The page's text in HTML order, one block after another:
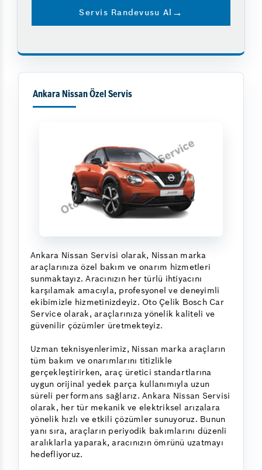
Servis Randevusu Al
Ankara Nissan Özel Servis
Ankara Nissan Servisi olarak, Nissan marka
araçlarınıza özel bakım ve onarım hizmetleri
sunmaktayız. Aracınızın her türlü ihtiyacını
karşılamak amacıyla, profesyonel ve deneyimli
ekibimizle hizmetinizdeyiz. Oto Çelik Bosch Car
Service olarak, araçlarınıza yönelik kaliteli ve
güvenilir çözümler üretmekteyiz.
Uzman teknisyenlerimiz, Nissan marka araçların
tüm bakım ve onarımlarını titizlikle
gerçekleştirirken, araç üretici standartlarına
uygun orijinal yedek parça kullanımıyla uzun
süreli performans sağlarız. Ankara Nissan Servisi
olarak, her tür mekanik ve elektriksel arızalara
yönelik hızlı ve etkili çözümler sunuyoruz. Bunun
yanı sıra, araçların periyodik bakımlarını düzenli
aralıklarla yaparak, aracınızın ömrünü uzatmayı
hedefliyoruz.